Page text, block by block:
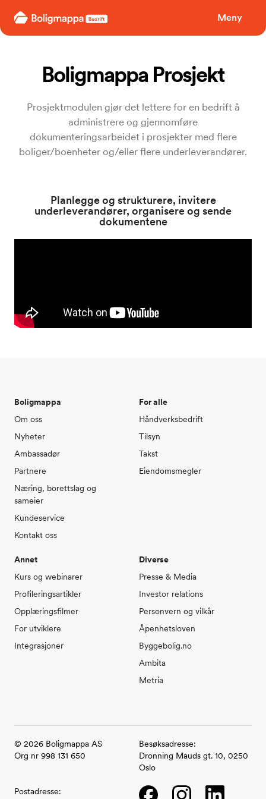
Boligmappa Meny
Boligmappa Prosjekt
Prosjektmodulen gjør det lettere for en bedrift å
administrere og gjennomføre
dokumenteringsarbeidet i prosjekter med flere
boliger/boenheter og/eller flere underleverandører.
Planlegge og strukturere, invitere
underleverandører, organisere og sende
dokumentene
Boligmappa
Om oss
Nyheter
Ambassadør
Partnere
Næring, borettslag og
sameier
Kundeservice
Kontakt oss
For alle
Håndverksbedrift
Tilsyn
Takst
Eiendomsmegler
Annet
Kurs og webinarer
Profileringsartikler
Opplæringsfilmer
For utviklere
Integrasjoner
Diverse
Presse & Media
Investor relations
Personvern og vilkår
Åpenhetsloven
Byggebolig.no
Ambita
Metria
© 2026 Boligmappa AS
Org nr 998 131 650
Besøksadresse:
Dronning Mauds gt. 10, 0250
Oslo
Postadresse:
FacebookInstagramLinkedIn